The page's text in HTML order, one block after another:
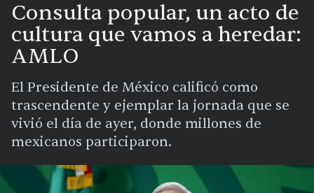
Consulta popular, un acto de
cultura que vamos a heredar:
AMLO
El Presidente de México calificó como
trascendente y ejemplar la jornada que se
vivió el día de ayer, donde millones de
mexicanos participaron.